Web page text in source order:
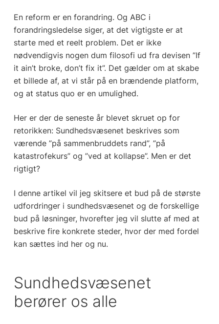
En reform er en forandring. Og ABC i
forandringsledelse siger, at det vigtigste er at
starte med et reelt problem. Det er ikke
nødvendigvis nogen dum filosofi ud fra devisen ”If
it ain’t broke, don’t fix it”. Det gælder om at skabe
et billede af, at vi står på en brændende platform,
og at status quo er en umulighed.
Her er der de seneste år blevet skruet op for
retorikken: Sundhedsvæsenet beskrives som
værende ”på sammenbruddets rand”, ”på
katastrofekurs” og ”ved at kollapse”. Men er det
rigtigt?
I denne artikel vil jeg skitsere et bud på de største
udfordringer i sundhedsvæsenet og de forskellige
bud på løsninger, hvorefter jeg vil slutte af med at
beskrive fire konkrete steder, hvor der med fordel
kan sættes ind her og nu.
Sundhedsvæsenet
berører os alle